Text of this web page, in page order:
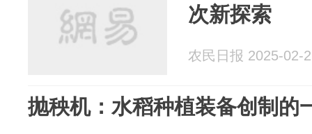
次新探索
农民日报 2025-02-
抛秧机：水稻种植装备创制的